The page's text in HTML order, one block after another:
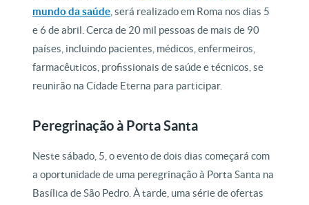
mundo da saúde , será realizado em Roma nos dias 5
e 6 de abril. Cerca de 20 mil pessoas de mais de 90
países, incluindo pacientes, médicos, enfermeiros,
farmacêuticos, profissionais de saúde e técnicos, se
reunirão na Cidade Eterna para participar.
Peregrinação à Porta Santa
Neste sábado, 5, o evento de dois dias começará com
a oportunidade de uma peregrinação à Porta Santa na
Basílica de São Pedro. À tarde, uma série de ofertas